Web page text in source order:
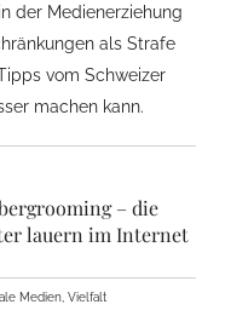
der Medienerziehung
als Strafe
vom Schweizer
machen kann.
– die
lauern im Internet
Medien, Vielfalt